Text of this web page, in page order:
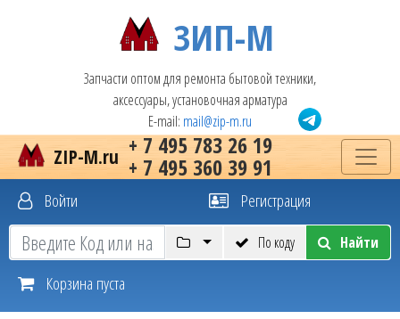
ЗИП-М
Запчасти оптом для ремонта бытовой техники,
аксессуары, установочная арматура
E-mail: mail@zip-m.ru
+ 7 495 783 26 19
+ 7 495 360 39 91
ZIP-M.ru
Войти Регистрация
По коду Найти
Корзина пуста